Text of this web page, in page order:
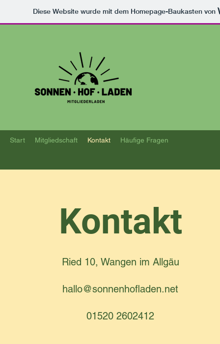
Diese Website wurde mit dem Homepage-Baukasten von
Start Mitgliedschaft Kontakt Häufige Fragen
Kontakt
Ried 10, Wangen im Allgäu
hallo@sonnenhofladen.net
01520 2602412